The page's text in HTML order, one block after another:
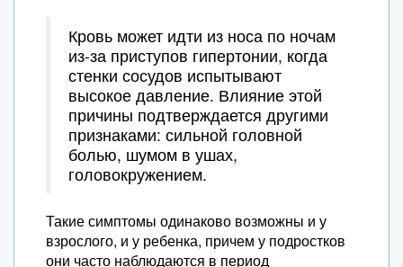
Кровь может идти из носа по ночам
из-за приступов гипертонии, когда
стенки сосудов испытывают
высокое давление. Влияние этой
причины подтверждается другими
признаками: сильной головной
болью, шумом в ушах,
головокружением.
Такие симптомы одинаково возможны и у
взрослого, и у ребенка, причем у подростков
они часто наблюдаются в период